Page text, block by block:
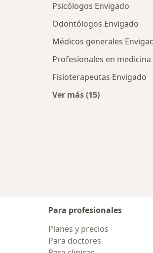
Psicólogos Envigado
Odontólogos Envigado
Médicos generales
Profesionales en
Fisioterapeutas Envigado
Ver más (15)
de ciudad
Para profesionales
Planes y precios
Para doctores